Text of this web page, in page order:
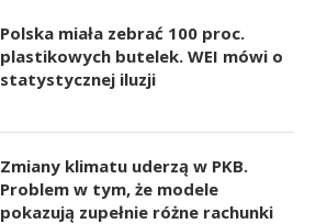
Polska miała zebrać 100 proc.
plastikowych butelek. WEI mówi o
statystycznej iluzji
Zmiany klimatu uderzą w PKB.
Problem w tym, że modele
pokazują zupełnie różne rachunki